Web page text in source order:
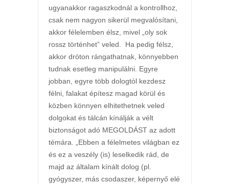
ugyanakkor ragaszkodnál a kontrollhoz,
csak nem nagyon sikerül megvalósítani,
akkor félelemben élsz, mivel „oly sok
rossz történhet” veled. Ha pedig félsz,
akkor dróton rángathatnak, könnyebben
tudnak esetleg manipulálni. Egyre
jobban, egyre több dologtól kezdesz
félni, falakat építesz magad körül és
közben könnyen elhitethetnek veled
dolgokat és tálcán kínálják a vélt
biztonságot adó MEGOLDÁST az adott
témára. „Ebben a félelmetes világban ez
és ez a veszély (is) leselkedik rád, de
majd az általam kínált dolog (pl.
gyógyszer, más csodaszer, képernyő elé